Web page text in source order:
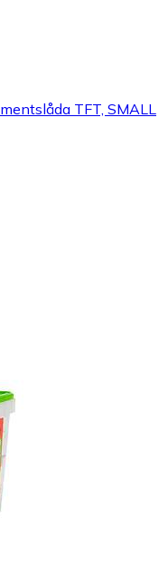
TFT, SMALL